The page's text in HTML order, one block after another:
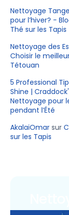
Nettoyage
pour l’hiver? -
Thé sur les Tapis
Nettoyage des
Choisir le
Tétouan
5 Professional
Shine |
Nettoyage pour
pendant l’Été
AkalaiOmar sur
sur les Tapis